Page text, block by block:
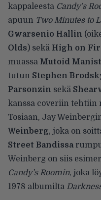
kappaleesta Candy’s
apuun Two Minutes to
Gwarsenio Hallin
Olds) sekä High on
muassa Mutoid
tutun Stephen
Parsonzin sekä
kanssa coveriin tehtiin
Tosiaan, Jay
Weinberg, joka on
Street Bandissa
Weinberg on siis
Candy’s Roomin, joka
1978 albumilta